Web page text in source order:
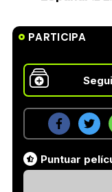
PARTICIPA
Puntuar